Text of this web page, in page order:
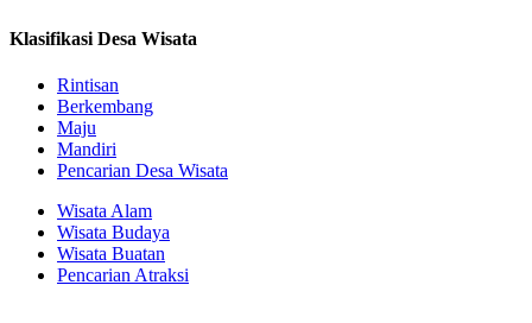
Klasifikasi Desa Wisata
Rintisan
Berkembang
Maju
Mandiri
Pencarian Desa Wisata
Wisata Alam
Wisata Budaya
Wisata Buatan
Pencarian Atraksi